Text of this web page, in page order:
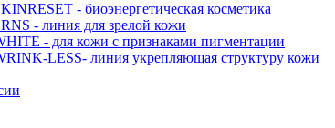
- биoэнергетическая косметика
- линия для зрелой кожи
- для кожи с признаками пигментации
LESS- линия укрепляющая структуру кожи